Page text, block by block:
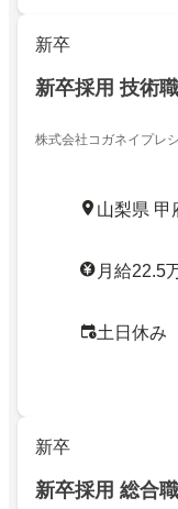
新卒
新卒採用 技術職
株式会社コガネイプレ
山梨県 甲
月給22.5
土日休み
新卒
新卒採用 総合職